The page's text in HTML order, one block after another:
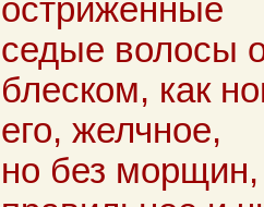
остриженные
седые волосы
блеском, как
его, желчное,
но без